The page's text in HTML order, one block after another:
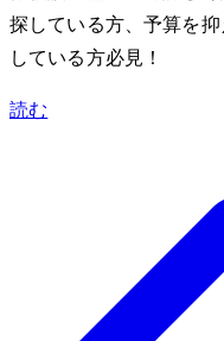
探している方、予算を
している方必見！
読む